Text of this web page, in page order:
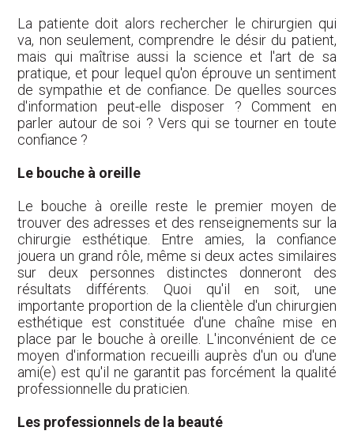
La patiente doit alors rechercher le chirurgien qui
va, non seulement, comprendre le désir du patient,
mais qui maîtrise aussi la science et l'art de sa
pratique, et pour lequel qu'on éprouve un sentiment
de sympathie et de confiance. De quelles sources
d'information peut-elle disposer ? Comment en
parler autour de soi ? Vers qui se tourner en toute
confiance ?
Le bouche à oreille
Le bouche à oreille reste le premier moyen de
trouver des adresses et des renseignements sur la
chirurgie esthétique. Entre amies, la confiance
jouera un grand rôle, même si deux actes similaires
sur deux personnes distinctes donneront des
résultats différents. Quoi qu'il en soit, une
importante proportion de la clientèle d'un chirurgien
esthétique est constituée d'une chaîne mise en
place par le bouche à oreille. L'inconvénient de ce
moyen d'information recueilli auprès d'un ou d'une
ami(e) est qu'il ne garantit pas forcément la qualité
professionnelle du praticien.
Les professionnels de la beauté